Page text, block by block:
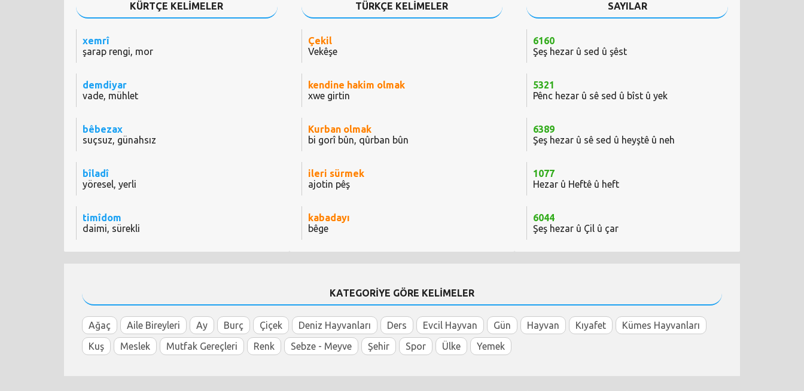
KÜRTÇE KELİMELER
xemrî
şarap rengi, mor
demdiyar
vade, mühlet
bêbezax
suçsuz, günahsız
bîladî
yöresel, yerli
timîdom
daimi, sürekli
TÜRKÇE KELİMELER
Çekil
Vekêşe
kendine hakim olmak
xwe girtin
Kurban olmak
bi gorî bûn, qûrban bûn
ileri sürmek
ajotin pêş
kabadayı
bêge
SAYILAR
6160
Şeş hezar û sed û şêst
5321
Pênc hezar û sê sed û bîst û yek
6389
Şeş hezar û sê sed û heyştê û neh
1077
Hezar û Heftê û heft
6044
Şeş hezar û Çil û çar
KATEGORİYE GÖRE KELİMELER
Ağaç Aile Bireyleri Ay Burç Çiçek Deniz Hayvanları Ders Evcil Hayvan Gün Hayvan Kıyafet
Kümes Hayvanları
Kuş
Meslek Mutfak Gereçleri Renk Sebze - Meyve Şehir Spor Ülke Yemek